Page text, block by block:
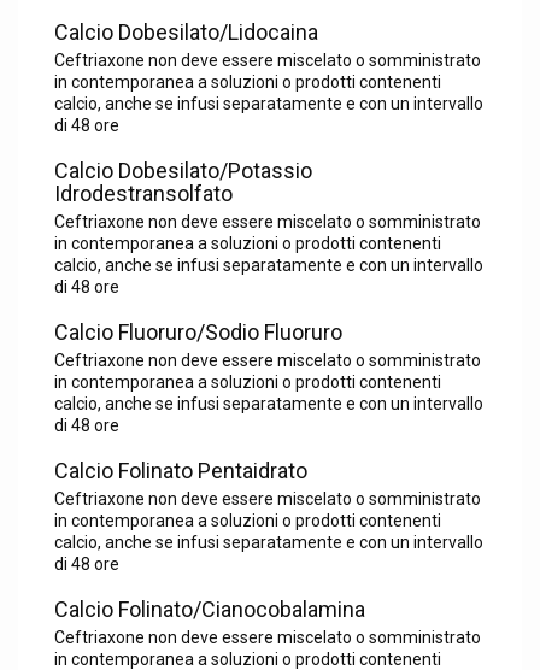
Calcio Dobesilato/Lidocaina
Ceftriaxone non deve essere miscelato o somministrato
in contemporanea a soluzioni o prodotti contenenti
calcio, anche se infusi separatamente e con un intervallo
di 48 ore
Calcio Dobesilato/Potassio
Idrodestransolfato
Ceftriaxone non deve essere miscelato o somministrato
in contemporanea a soluzioni o prodotti contenenti
calcio, anche se infusi separatamente e con un intervallo
di 48 ore
Calcio Fluoruro/Sodio Fluoruro
Ceftriaxone non deve essere miscelato o somministrato
in contemporanea a soluzioni o prodotti contenenti
calcio, anche se infusi separatamente e con un intervallo
di 48 ore
Calcio Folinato Pentaidrato
Ceftriaxone non deve essere miscelato o somministrato
in contemporanea a soluzioni o prodotti contenenti
calcio, anche se infusi separatamente e con un intervallo
di 48 ore
Calcio Folinato/Cianocobalamina
Ceftriaxone non deve essere miscelato o somministrato
in contemporanea a soluzioni o prodotti contenenti